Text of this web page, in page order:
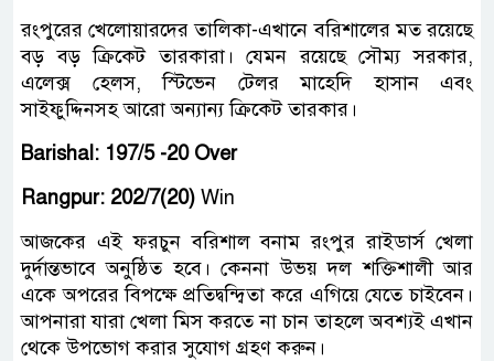
রংপুরের খেলোয়ারদের তালিকা-এখানে বরিশালের মত রয়েছে
বড় বড় ক্রিকেট তারকারা। যেমন রয়েছে সৌম্য সরকার,
এলেক্স হেলস, স্টিভেন টেলর মাহেদি হাসান এবং
সাইফুদ্দিনসহ আরো অন্যান্য ক্রিকেট তারকার।
Barishal: 197/5 -20 Over
Rangpur: 202/7(20) Win
আজকের এই ফরচুন বরিশাল বনাম রংপুর রাইডার্স খেলা
দুর্দান্তভাবে অনুষ্ঠিত হবে। কেননা উভয় দল শক্তিশালী আর
একে অপরের বিপক্ষে প্রতিদ্বন্দ্বিতা করে এগিয়ে যেতে চাইবেন।
আপনারা যারা খেলা মিস করতে না চান তাহলে অবশ্যই এখান
থেকে উপভোগ করার সুযোগ গ্রহণ করুন।